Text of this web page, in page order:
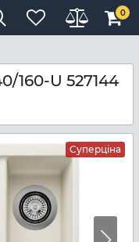
0
160-U 527144
Суперціна